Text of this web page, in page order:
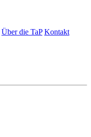
Über die TaP Kontakt